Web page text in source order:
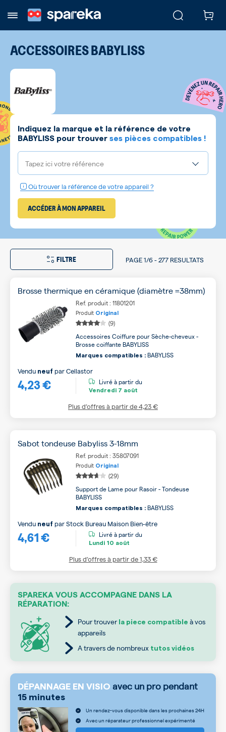
ACCESSOIRESBABYLISS
Indiquez la marque et la référence de votre
BABYLISS pour trouver ses pièces compatibles !
Tapez ici votre référence
Où trouver la référence de votre appareil ?
ACCÉDER À MON APPAREIL
FILTRE PAGE 1/6-277 RESULTATS
Brosse thermique en céramique (diamètre =38mm)
Ref. produit : 11801201
Produit Original
(9)
Accessoires Coiffure pour Sèche-cheveux -
Brosse coiffante BABYLISS
Marques compatibles : BABYLISS
4,23 €
Vendu neuf parCellastor
Livré à partir du
Vendredi 7 août
Plus d’offres à partir de4,23 €
Sabot tondeuse Babyliss 3-18mm
Ref. produit : 35807091
Produit Original
(29)
Support de Lame pour Rasoir - Tondeuse
BABYLISS
Marques compatibles : BABYLISS
4,61 €
Vendu neuf parStock Bureau Maison Bien-être
Livré à partir du
Lundi 10 août
Plus d’offres à partir de1,33 €
SPAREKA VOUS ACCOMPAGNE DANS LA
RÉPARATION:
Pour trouver la piece compatible à vos
appareils
A travers de nombreux tutos vidéos
DÉPANNAGE EN VISIO avec un pro pendant
15 minutes
Un rendez-vous disponible dans les prochaines 24H
Avec un réparateur professionnel expérimenté